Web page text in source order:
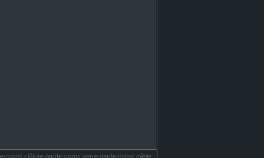
corps clôture garde-corps verre garde corps câble